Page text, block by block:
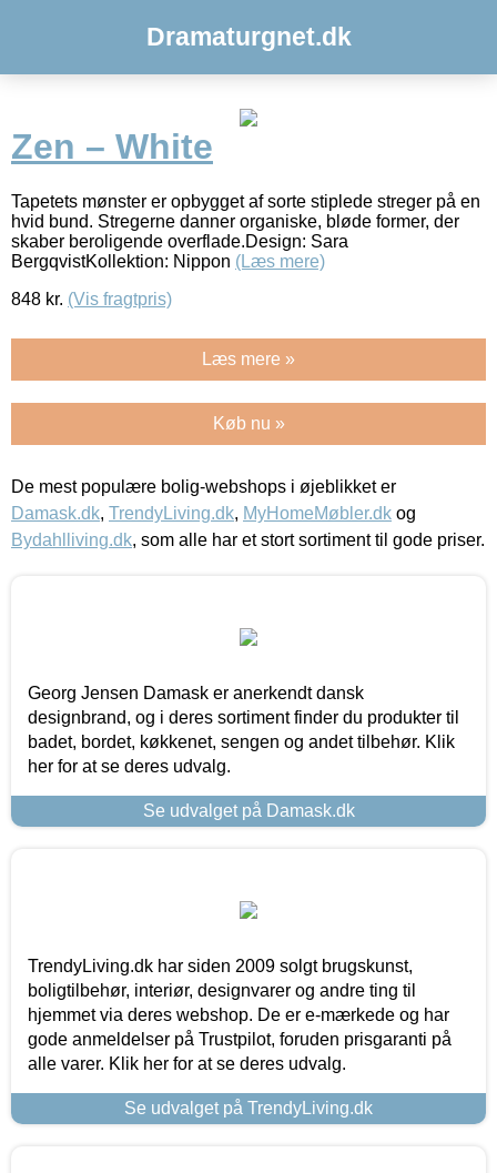
Dramaturgnet.dk
Zen – White
Tapetets mønster er opbygget af sorte stiplede streger på en
hvid bund. Stregerne danner organiske, bløde former, der
skaber beroligende overflade.Design: Sara
BergqvistKollektion: Nippon (Læs mere)
848 kr. (Vis fragtpris)
Læs mere »
Køb nu »
De mest populære bolig-webshops i øjeblikket er
Damask.dk, TrendyLiving.dk, MyHomeMøbler.dk og
Bydahlliving.dk, som alle har et stort sortiment til gode priser.
Georg Jensen Damask er anerkendt dansk
designbrand, og i deres sortiment finder du produkter til
badet, bordet, køkkenet, sengen og andet tilbehør. Klik
her for at se deres udvalg.
Se udvalget på Damask.dk
TrendyLiving.dk har siden 2009 solgt brugskunst,
boligtilbehør, interiør, designvarer og andre ting til
hjemmet via deres webshop. De er e-mærkede og har
gode anmeldelser på Trustpilot, foruden prisgaranti på
alle varer. Klik her for at se deres udvalg.
Se udvalget på TrendyLiving.dk